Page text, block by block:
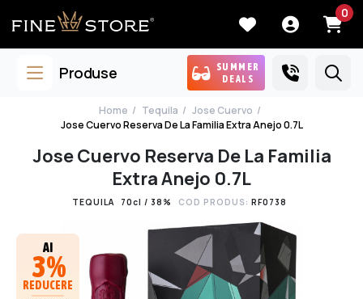
0
Produse
SUMMER
DEALS
Home Tequila
Jose Cuervo
Jose Cuervo Reserva De La Familia Extra Anejo 0.7L
Jose Cuervo Reserva De La Familia
Extra Anejo 0.7L
TEQUILA 70cl / 38% COD PRODUS: RF0738
AI
3%
REDUCERE